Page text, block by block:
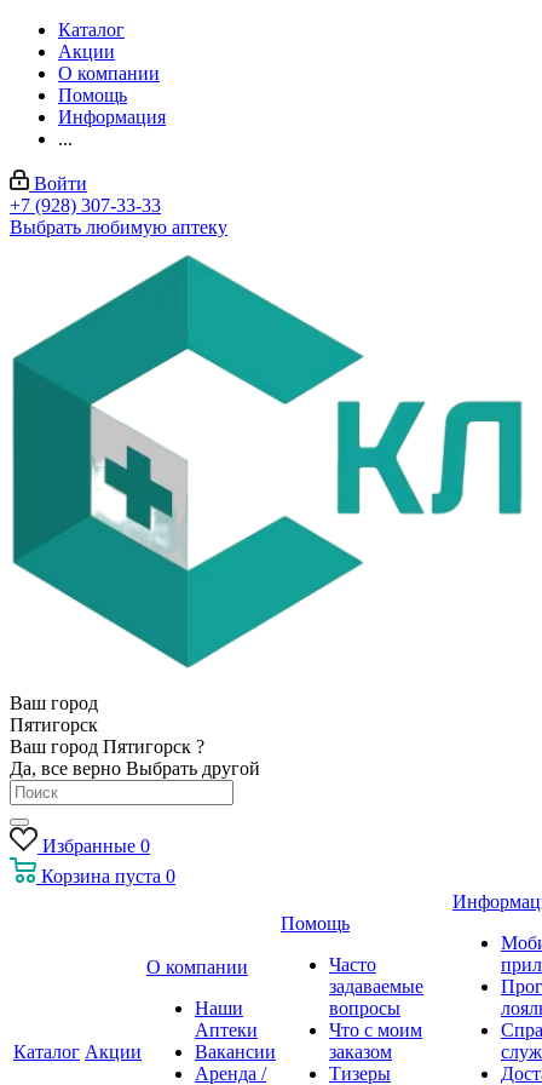
Каталог
Акции
О компании
Помощь
Информация
...
Войти
+7 (928) 307-33-33
Выбрать любимую аптеку
Ваш город
Пятигорск
Ваш город Пятигорск ?
Да, все верно Выбрать другой
Избранные 0
Корзина пуста 0
Каталог Акции
О компании
Наши
Аптеки
Вакансии
Аренда /
Помощь
Часто
задаваемые
вопросы
Что с моим
заказом
Тизеры